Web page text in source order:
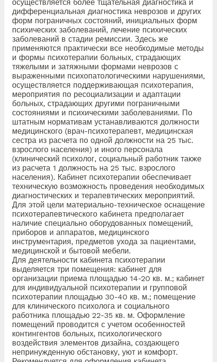
осуществляется более тщательная диагностика и
дифференциальная диагностика неврозов и других
форм пограничных состояний, инициальных форм
психических заболеваний, лечение психических
заболеваний в стадии ремиссии. Здесь же
применяются практически все необходимые методы
и формы психотерапии больных, страдающих
тяжелыми и затяжными формами неврозов с
выраженными психопатологическими нарушениями,
осуществляется поддерживающая психотерапия,
мероприятия по ресоциализации и адаптации
больных, страдающих другими пограничными
состояниями и психическими заболеваниями. По
штатным нормативам устанавливаются должности
медицинского (врач-психотерапевт, медицинская
сестра из расчета по одной должности на 25 тыс.
взрослого населения) и иного персонала
(клинический психолог, социальный работник также
из расчета 1 должность на 25 тыс. взрослого
населения). Кабинет психотерапии обеспечивает
техническую возможность проведения необходимых
диагностических и терапевтических мероприятий.
Для этой цели материально-техническое оснащение
психотерапевтического кабинета предполагает
наличие специально оборудованных помещений,
приборов и аппаратов, медицинского
инструментария, предметов ухода за пациентами,
медицинской и бытовой мебели.
Для деятельности кабинета психотерапии
выделяется три помещения: кабинет для
организации приема площадью 14-20 кв. м.; кабинет
для индивидуальной психотерапии и групповой
психотерапии площадью 30-40 кв. м.; помещение
для клинического психолога и социального
работника площадью 22-35 кв. м. Оформление
помещений проводится с учетом особенностей
контингентов больных, психологического
воздействия элементов дизайна, создающего
непринужденную обстановку, уют и комфорт.